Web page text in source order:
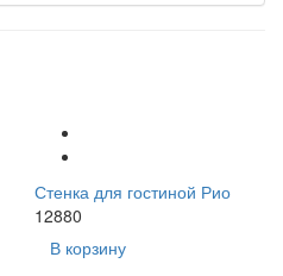
Стенка для гостиной Рио
12880
В корзину